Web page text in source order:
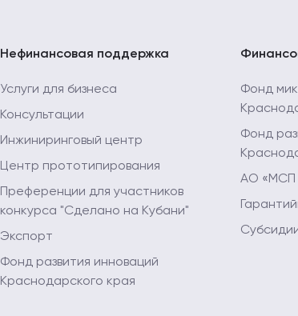
Нефинансовая поддержка
Услуги для бизнеса
Консультации
Инжиниринговый центр
Центр прототипирования
Преференции для участников
конкурса "Сделано на Кубани"
Экспорт
Фонд развития инноваций
Краснодарского края
Фонд
Фонд
АО «МСП